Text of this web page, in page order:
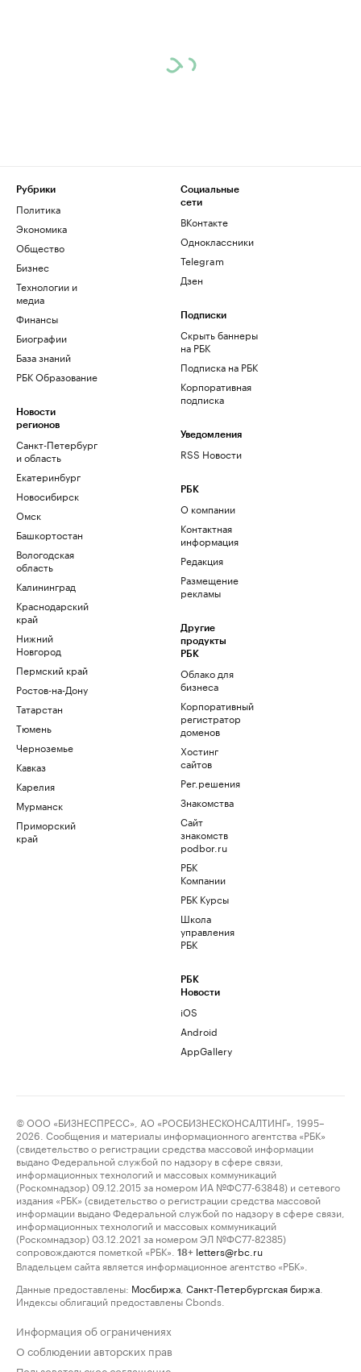
Рубрики
Политика
Экономика
Общество
Бизнес
Технологии и
медиа
Финансы
Биографии
База знаний
РБК Образование
Новости
регионов
Санкт-Петербург
и область
Екатеринбург
Новосибирск
Омск
Башкортостан
Вологодская
область
Калининград
Краснодарский
край
Нижний
Новгород
Пермский край
Ростов-на-Дону
Татарстан
Тюмень
Черноземье
Кавказ
Карелия
Мурманск
Приморский
край
Социальные
сети
ВКонтакте
Одноклассники
Telegram
Дзен
Подписки
Скрыть баннеры
на РБК
Подписка на РБК
Корпоративная
подписка
Уведомления
RSS Новости
РБК
О компании
Контактная
информация
Редакция
Размещение
рекламы
Другие
продукты
РБК
Облако для
бизнеса
Корпоративный
регистратор
доменов
Хостинг
сайтов
Рег.решения
Знакомства
Сайт
знакомств
podbor.ru
РБК
Компании
РБК Курсы
Школа
управления
РБК
РБК
Новости
iOS
Android
AppGallery
© ООО «БИЗНЕСПРЕСС», АО «РОСБИЗНЕСКОНСАЛТИНГ», 1995–
2026. Сообщения и материалы информационного агентства «РБК»
(свидетельство о регистрации средства массовой информации
выдано Федеральной службой по надзору в сфере связи,
информационных технологий и массовых коммуникаций
(Роскомнадзор) 09.12.2015 за номером ИА №ФС77-63848) и сетевого
издания «РБК» (свидетельство о регистрации средства массовой
информации выдано Федеральной службой по надзору в сфере связи,
информационных технологий и массовых коммуникаций
(Роскомнадзор) 03.12.2021 за номером ЭЛ №ФС77-82385)
сопровождаются пометкой «РБК».
18+ letters@rbc.ru
Владельцем сайта является информационное агентство «РБК».
Данные предоставлены: Мосбиржа Санкт-Петербургская биржа
Индексы облигаций предоставлены Cbonds.
Информация об ограничениях
О соблюдении авторских прав